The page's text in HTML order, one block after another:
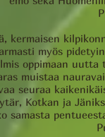
kermaisen
myös
oppimaan
muistaa
seuraa
Kotkan ja
samasta